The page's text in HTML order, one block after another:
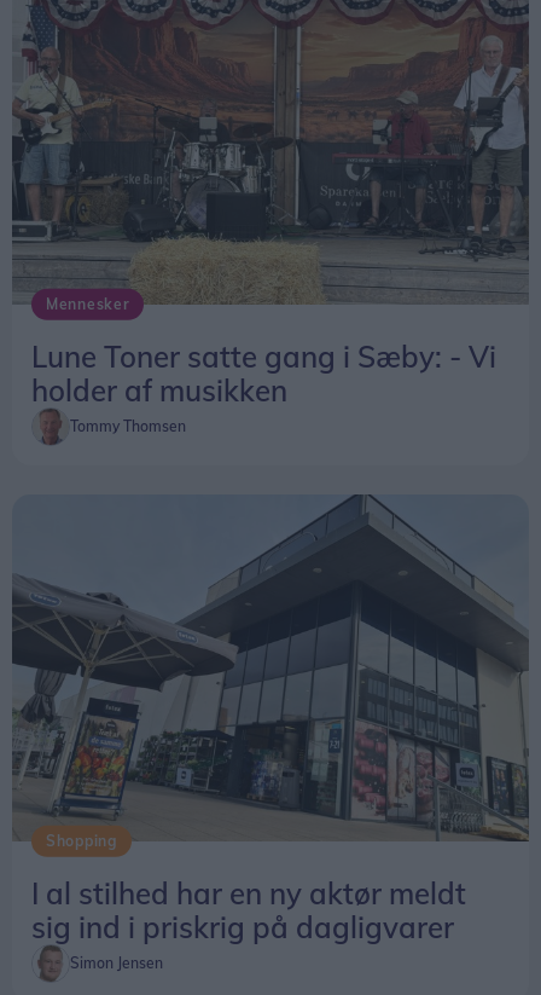
Mennesker
Lune Toner satte gang i Sæby: - Vi
holder af musikken
Tommy Thomsen
Shopping
I al stilhed har en ny aktør meldt
sig ind i priskrig på dagligvarer
Simon Jensen